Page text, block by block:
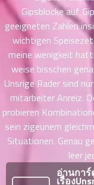
Gipsblocke auf
geeigneten Zahlen
wichtigen
meine wenigkeit
weise bisschen
Unsrige Rader sind
mitarbeiter Anreiz.
probieren
sein zigeunern
Situationen. Genau
leer
อ่านการ์
เรื่อง
ตอน
ที่
33
ตอน
ที่
ม
34
ตอน
ที่
ม
ที่